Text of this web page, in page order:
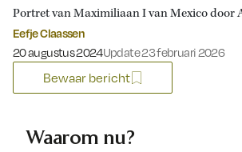
Portret van Maximiliaan I van Mexico door
Eefje Claassen
Gepubliceerd op:
20 augustus 2024Update 23 februari 2026
Bewaar bericht
Waarom nu?